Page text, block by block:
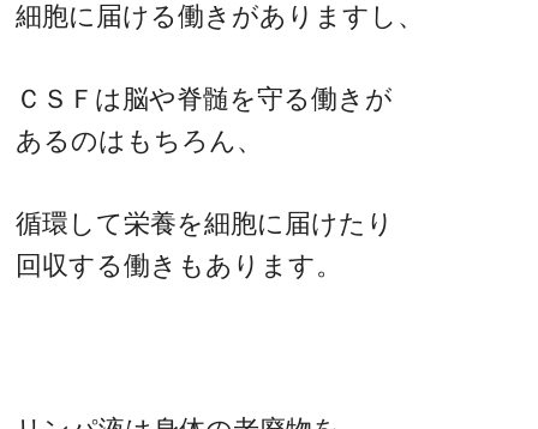
細胞に届ける働きがありますし、
ＣＳＦは脳や脊髄を守る働きが
あるのはもちろん、
循環して栄養を細胞に届けたり
回収する働きもあります。